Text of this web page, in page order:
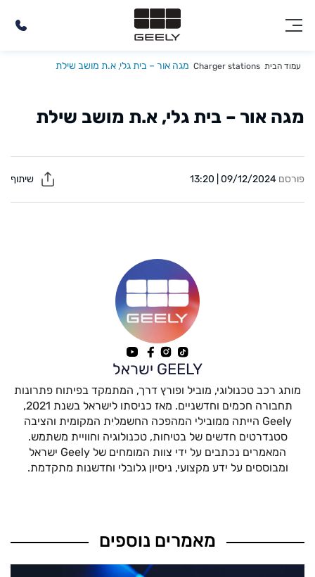
עמוד הבית Charger stations מגה אור – בית גלי, א.ת מושב שילת
מגה אור – בית גלי, א.ת מושב שילת
פורסם 09/12/2024 | 13:20
GEELY ישראל
מותג רכב טכנולוגי, מוביל ופורץ דרך, המתמקד בפיתוח פתרונות
תחבורה חכמים וחדשניים. מאז כניסתו לישראל בשנת 2021,
Geely הייתה ממובילי המהפכה החשמלית המקומית והציבה
סטנדרטים חדשים של בטיחות, טכנולוגיה וחוויית משתמש.
המאמרים נכתבים על ידי צוות המומחים של Geely ישראל
ומבוססים על ידע מקצועי, ניסיון גלובלי וחדשנות מתקדמת.
מאמרים נוספים